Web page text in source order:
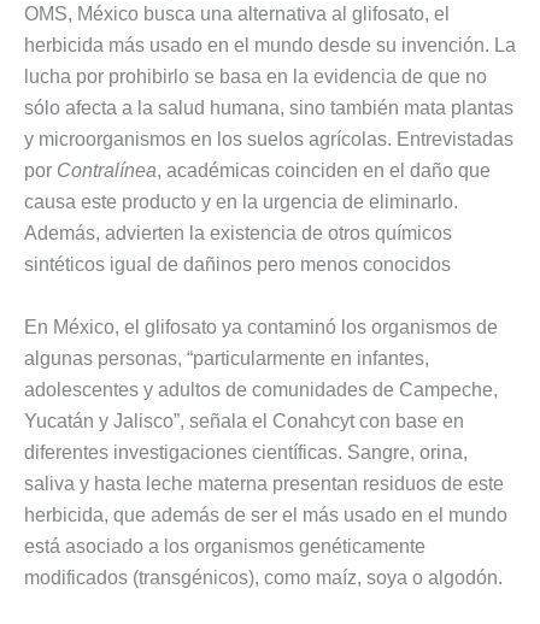
OMS, México busca una alternativa al glifosato, el
herbicida más usado en el mundo desde su invención. La
lucha por prohibirlo se basa en la evidencia de que no
sólo afecta a la salud humana, sino también mata plantas
y microorganismos en los suelos agrícolas. Entrevistadas
por Contralínea, académicas coinciden en el daño que
causa este producto y en la urgencia de eliminarlo.
Además, advierten la existencia de otros químicos
sintéticos igual de dañinos pero menos conocidos
En México, el glifosato ya contaminó los organismos de
algunas personas, “particularmente en infantes,
adolescentes y adultos de comunidades de Campeche,
Yucatán y Jalisco”, señala el Conahcyt con base en
diferentes investigaciones científicas. Sangre, orina,
saliva y hasta leche materna presentan residuos de este
herbicida, que además de ser el más usado en el mundo
está asociado a los organismos genéticamente
modificados (transgénicos), como maíz, soya o algodón.